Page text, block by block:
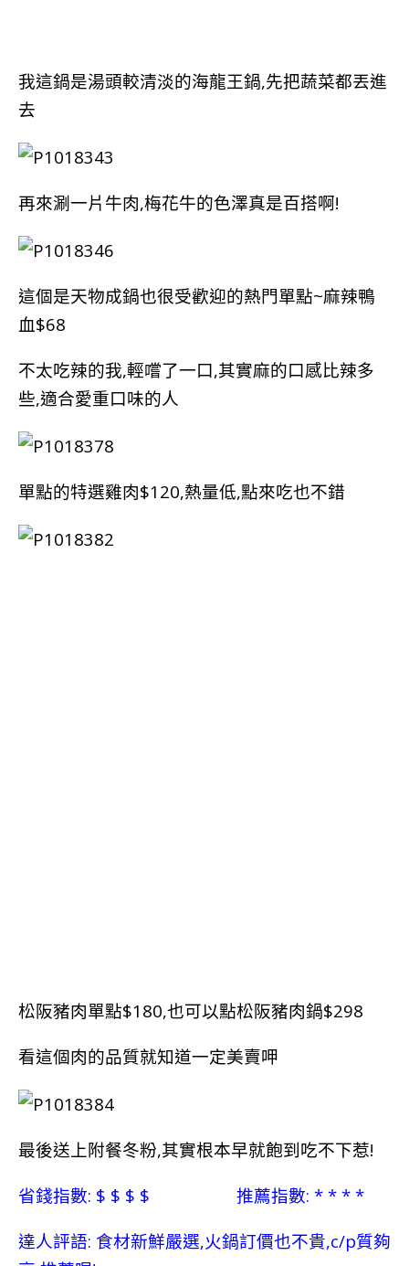
我這鍋是湯頭較清淡的海龍王鍋,先把蔬菜都丟進
去
再來涮一片牛肉,梅花牛的色澤真是百搭啊!
這個是天物成鍋也很受歡迎的熱門單點~麻辣鴨
血$68
不太吃辣的我,輕嚐了一口,其實麻的口感比辣多
些,適合愛重口味的人
單點的特選雞肉$120,熱量低,點來吃也不錯
松阪豬肉單點$180,也可以點松阪豬肉鍋$298
看這個肉的品質就知道一定美賣呷
最後送上附餐冬粉,其實根本早就飽到吃不下惹!
省錢指數: $ $ $ $ 推薦指數: * * * *
達人評語: 食材新鮮嚴選,火鍋訂價也不貴,c/p質夠